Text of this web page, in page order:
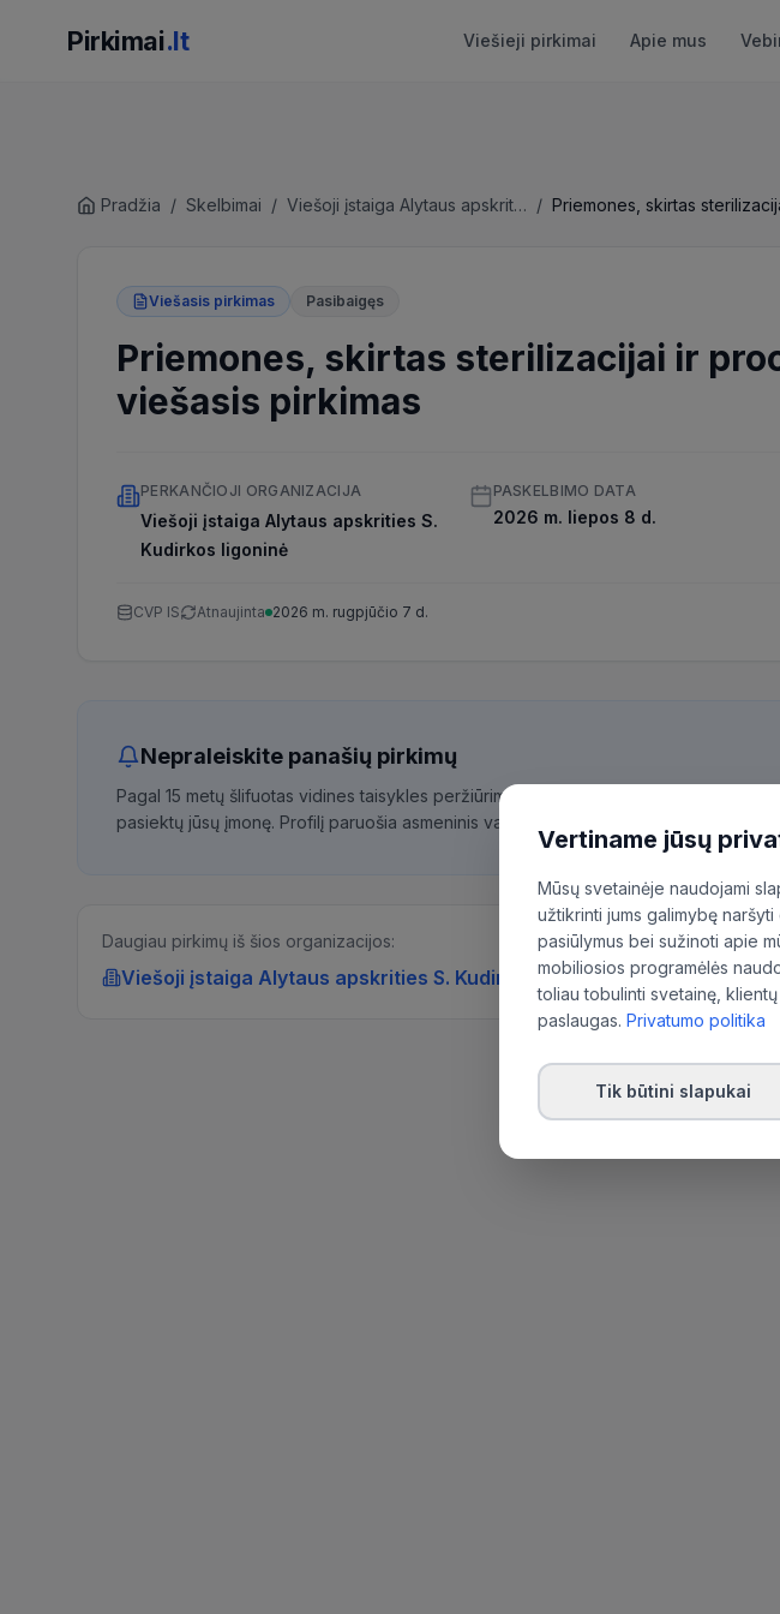
Pirkimai.lt Viešieji pirkimai Apie mus
Pradžia / Skelbimai / Viešoji įstaiga Alytaus apskrities S. Kudirkos ligoninė /
Viešasis pirkimas Pasibaigęs
Priemones, skirtas sterilizacijai ir
viešasis pirkimas
PERKANČIOJI ORGANIZACIJA
Viešoji įstaiga Alytaus apskrities S.
Kudirkos ligoninė
PASKELBIMO DATA
2026 m. liepos 8 d.
CVP IS Atnaujinta 2026 m. rugpjūčio 7 d.
Nepraleiskite panašių pirkimų
Pagal 15 metų šlifuotas vidines taisykles peržiūrime kiekvieną pirkimą ir
pasiektų jūsų įmonę. Profilį paruošia asmeninis vadybininkas.
Daugiau pirkimų iš šios organizacijos:
Viešoji įstaiga Alytaus apskrities S. Kudirkos ligoninė
Vertiname jūsų
Mūsų svetainėje naudojami
užtikrinti jums galimybę
pasiūlymus bei sužinoti apie
mobiliosios programėlės
toliau tobulinti svetainę,
paslaugas. Privatumo politika
Tik būtini slapukai